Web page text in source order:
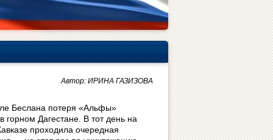
Автор: ИРИНА ГАЗИЗОВА
Беслана потеря «Альфы»
горном Дагестане. В тот день на
проходила очередная